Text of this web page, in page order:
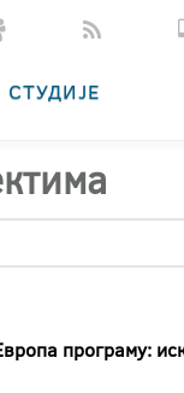
СТУДИЈЕ
програму: